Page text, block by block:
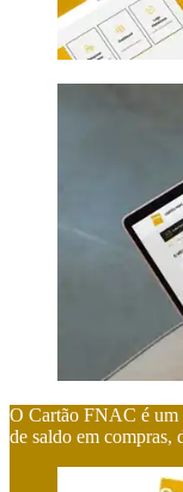
O Cartão FNAC é um
de saldo em compras,